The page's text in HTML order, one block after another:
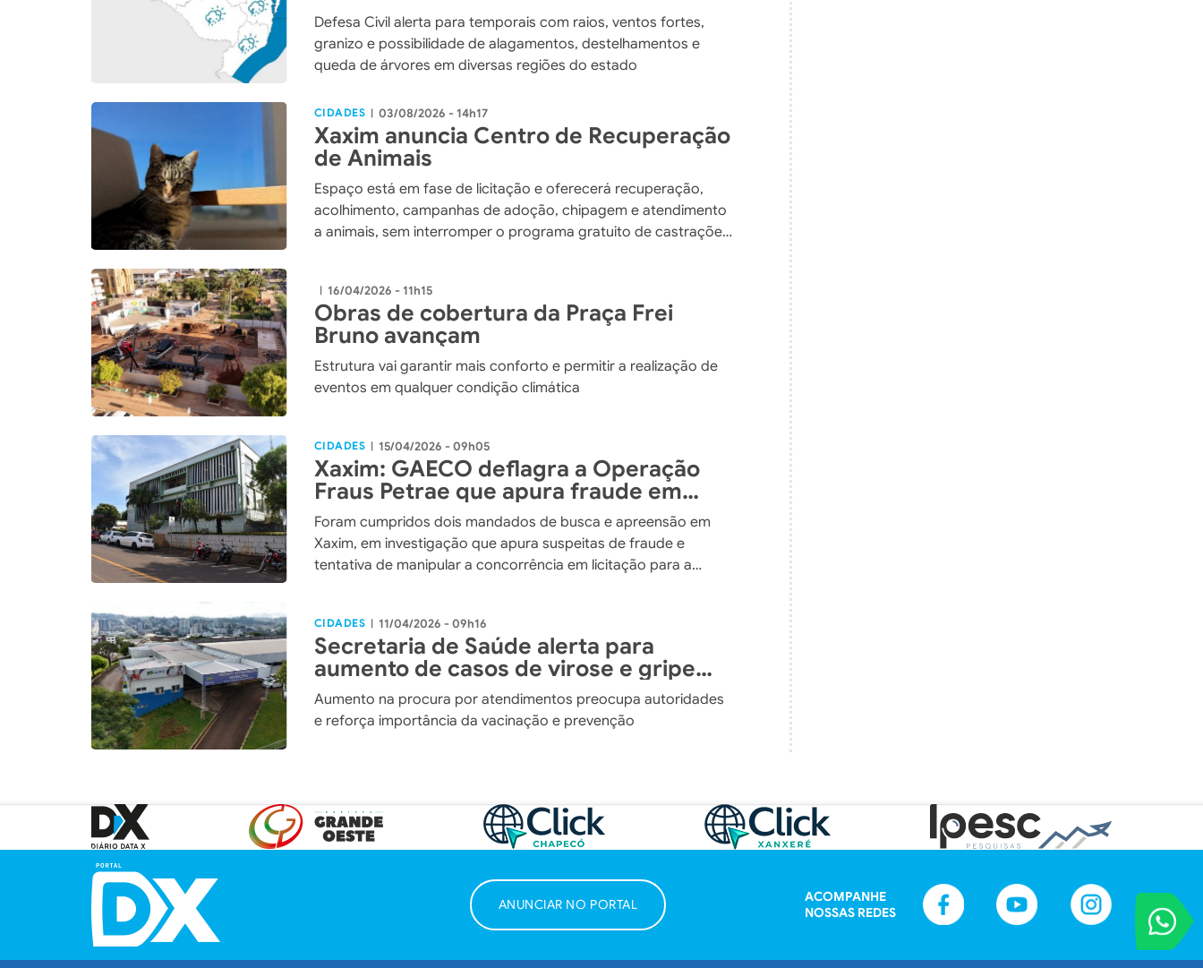
Santa Catarina até o fim de semana
Defesa Civil alerta para temporais com raios, ventos fortes,
granizo e possibilidade de alagamentos, destelhamentos e
queda de árvores em diversas regiões do estado
CIDADES | 03/08/2026 - 14h17
Xaxim anuncia Centro de Recuperação
de Animais
Espaço está em fase de licitação e oferecerá recuperação,
acolhimento, campanhas de adoção, chipagem e atendimento
a animais, sem interromper o programa gratuito de castrações
| 16/04/2026 - 11h15
Obras de cobertura da Praça Frei
Bruno avançam
Estrutura vai garantir mais conforto e permitir a realização de
eventos em qualquer condição climática
CIDADES | 15/04/2026 - 09h05
Xaxim: GAECO deflagra a Operação
Fraus Petrae que apura fraude em
licitação pública
Foram cumpridos dois mandados de busca e apreensão em
Xaxim, em investigação que apura suspeitas de fraude e
tentativa de manipular a concorrência em licitação para a
CIDADES | 11/04/2026 - 09h16
Secretaria de Saúde alerta para
aumento de casos de virose e gripe
em Xaxim
Aumento na procura por atendimentos preocupa autoridades
e reforça importância da vacinação e prevenção
VOCÊ
Entre em
ANUNCIAR NO PORTAL
ACOMPANHE
NOSSAS REDES